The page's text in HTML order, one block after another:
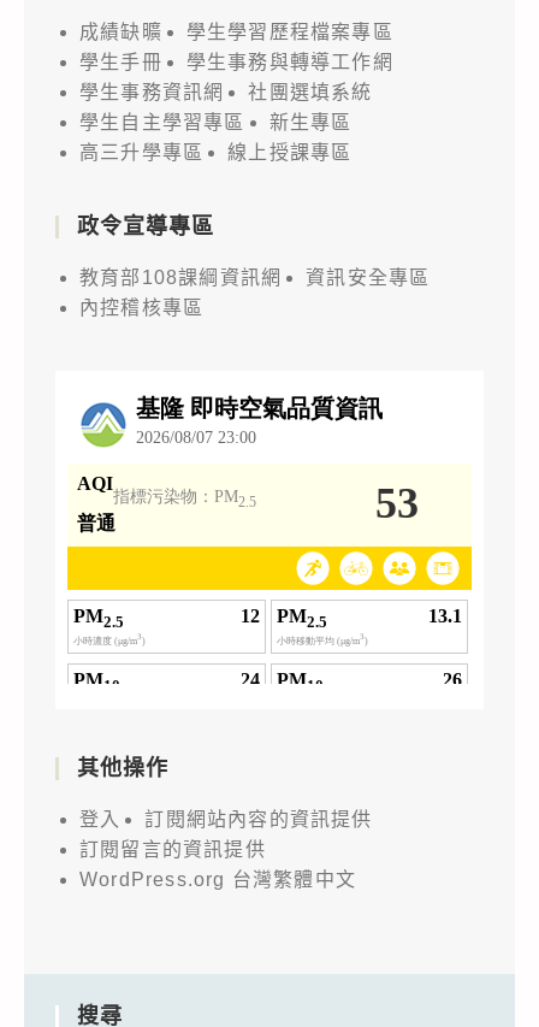
成績缺曠
學生學習歷程檔案專區
學生手冊
學生事務與轉導工作網
學生事務資訊網
社團選填系統
學生自主學習專區
新生專區
高三升學專區
線上授課專區
政令宣導專區
教育部108課綱資訊網
資訊安全專區
內控稽核專區
其他操作
登入
訂閱網站內容的資訊提供
訂閱留言的資訊提供
WordPress.org 台灣繁體中文
搜尋